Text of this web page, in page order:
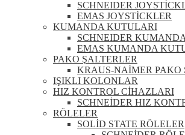
SCHNEIDER
EMAS JOYSTİCKLER
KUMANDA KUTULARI
SCHNEIDER
EMAS KUMANDA
PAKO ŞALTERLER
KRAUS-NAİMER PAKO
IŞIKLI KOLONLAR
HIZ KONTROL CİHAZLARI
SCHNEİDER HIZ
RÖLELER
SOLİD STATE RÖLELER